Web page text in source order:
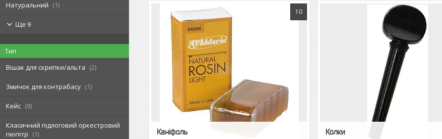
Натуральний 1
Ще 9
Тип
Вішак для скрипки/альта
2
Змичок для контрабасу 1
Кейс 8
Класичний підлоговий оркестровий
пюпітр
1
10
Каніфоль Колки